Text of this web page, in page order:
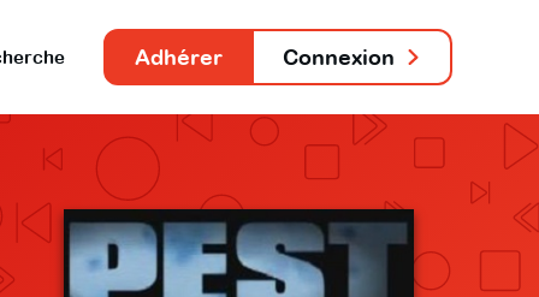
Adhérer Connexion